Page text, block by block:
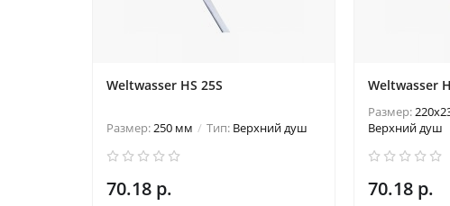
Weltwasser HS 25S
Размер:250 мм Тип: Верхний душ
70.18 р.
Weltwasser
Размер:
Верхний душ
70.18 р.